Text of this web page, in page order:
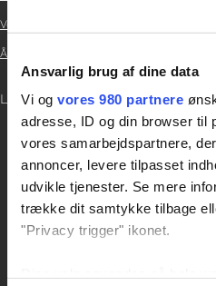
Ansvarlig brug af dine data
Vi og vores 980 partnere
adresse, ID og din browser til
vores samarbejdspartnere,
annoncer, levere tilpasset
udvikle tjenester. Se mere
trække dit samtykke tilbage
"Privacy trigger" ikonet.
Vedtægter
Årsrapport 2021
LOG IND